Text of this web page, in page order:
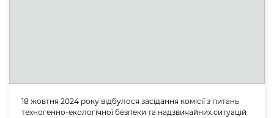
18 жовтня 2024 року відбулося засідання комісії з питань
техногенно-екологічної безпеки та надзвичайних ситуацій